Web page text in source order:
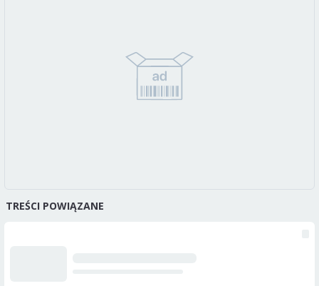
TREŚCI POWIĄZANE